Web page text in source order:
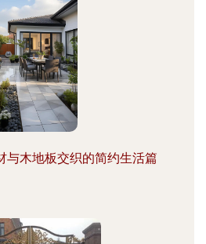
与木地板交织的简约生活篇